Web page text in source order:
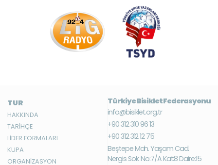
TUR
HAKKINDA
TARİHÇE
LİDER FORMALARI
KUPA
ORGANİZASYON
Türkiye Bisiklet Federasyonu
info@bisiklet.org.tr
+90 312 310 96 13
+90 312 312 12 75
Beştepe Mah. Yaşam Cad.
Nergis Sok. No:7/A Kat:8 Daire:15